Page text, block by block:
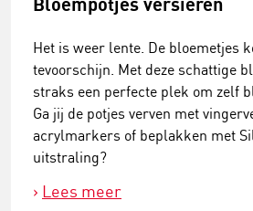
Het is weer lente. De bloemetjes
tevoorschijn. Met deze schattige
straks een perfecte plek om zelf
Ga jij de potjes verven met
acrylmarkers of beplakken met
uitstraling?
Lees meer